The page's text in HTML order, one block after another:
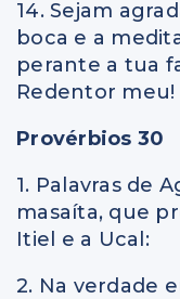
14. Sejam
boca e a
perante a tua
Redentor meu!
Provérbios 30
1. Palavras de
masaíta, que
Itiel e a Ucal:
2. Na verdade